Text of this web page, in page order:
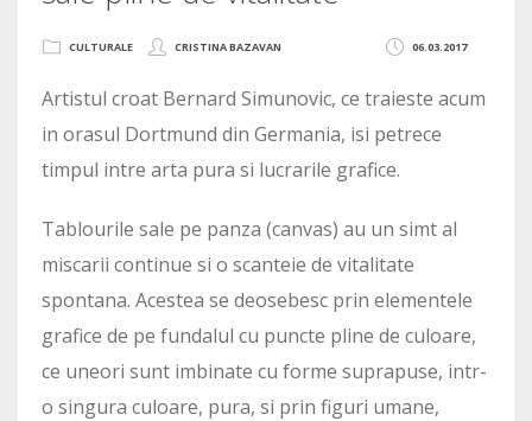
06.03.2017
CULTURALE CRISTINA BAZAVAN
Artistul croat Bernard Simunovic, ce traieste acum
in orasul Dortmund din Germania, isi petrece
timpul intre arta pura si lucrarile grafice.
Tablourile sale pe panza (canvas) au un simt al
miscarii continue si o scanteie de vitalitate
spontana. Acestea se deosebesc prin elementele
grafice de pe fundalul cu puncte pline de culoare,
ce uneori sunt imbinate cu forme suprapuse, intr-
o singura culoare, pura, si prin figuri umane,